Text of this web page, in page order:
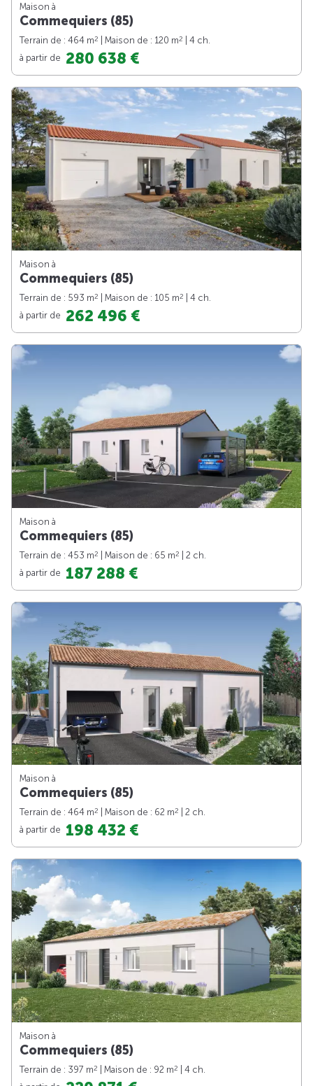
Maison à
Commequiers (85)
Terrain de : 464 m2 | Maison de : 120 m2
| 4 ch.
à partir de 280 638 €
Maison à
Commequiers (85)
Terrain de : 593 m2 | Maison de : 105 m2
| 4 ch.
à partir de 262 496 €
Maison à
Commequiers (85)
Terrain de : 453 m2 | Maison de : 65 m2
| 2 ch.
à partir de 187 288 €
Maison à
Commequiers (85)
Terrain de : 464 m2 | Maison de : 62 m2
| 2 ch.
à partir de 198 432 €
Maison à
Commequiers (85)
Terrain de : 397 m2 | Maison de : 92 m2
| 4 ch.